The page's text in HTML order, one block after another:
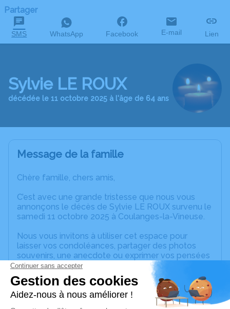
Partager
SMS WhatsApp Facebook E-mail Lien
Sylvie LE ROUX
décédée le 11 octobre 2025 à l'âge de 64 ans
Message de la famille
Chère famille, chers amis,
C’est avec une grande tristesse que nous vous
annonçons le décès de Sylvie LE ROUX survenu le
samedi 11 octobre 2025 à Coulanges-la-Vineuse.
Nous vous invitons à utiliser cet espace pour
laisser vos condoléances, partager des photos
souvenirs, une anecdote ou exprimer vos pensées
à travers des poèmes ou des textes. Cet endroit
est un lieu d'expression dédié à honorer la
mémoire de Sylvie LE ROUX.
Un service de plantation d’arbre hommage est